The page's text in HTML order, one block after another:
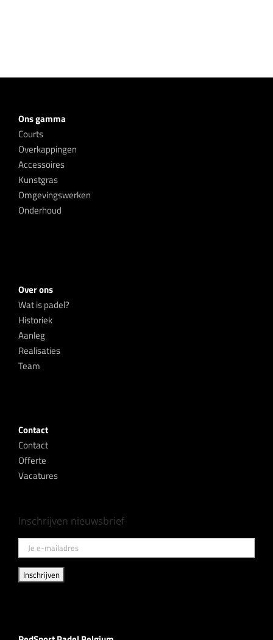
Ons gamma
Courts
Overkappingen
Accessoires
Kunstgras
Omgevingswerken
Onderhoud
Over ons
Wat is padel?
Historiek
Aanleg
Realisaties
Team
Contact
Contact
Offerte
Vacatures
Inschrijven nieuwsbrief